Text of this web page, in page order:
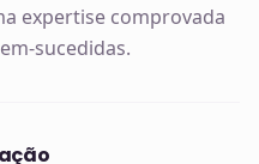
expertise comprovada
sucedidas.